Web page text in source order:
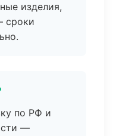
изделия,
сроки
по РФ и
—